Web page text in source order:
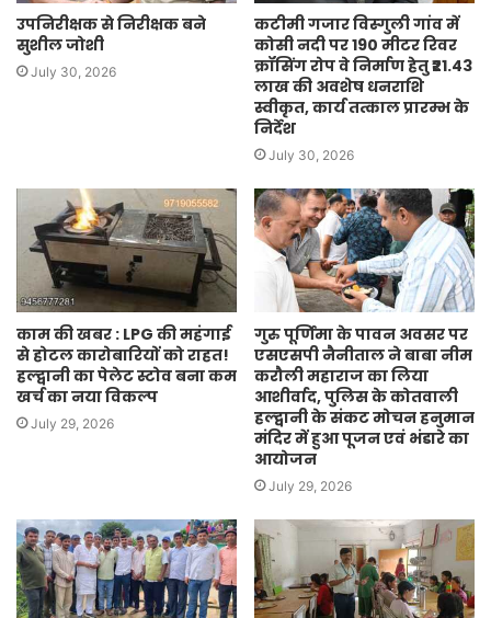
उपनिरीक्षक से निरीक्षक बने
सुशील जोशी
July 30, 2026
कटीमी गजार विस्गुली गांव में
कोसी नदी पर 190 मीटर रिवर
क्रॉसिंग रोप वे निर्माण हेतु ₹21.43
लाख की अवशेष धनराशि
स्वीकृत, कार्य तत्काल प्रारम्भ के
निर्देश
July 30, 2026
काम की खबर : LPG की महंगाई
से होटल कारोबारियों को राहत!
हल्द्वानी का पेलेट स्टोव बना कम
खर्च का नया विकल्प
July 29, 2026
गुरु पूर्णिमा के पावन अवसर पर
एसएसपी नैनीताल ने बाबा नीम
करौली महाराज का लिया
आशीर्वाद, पुलिस के कोतवाली
हल्द्वानी के संकट मोचन हनुमान
मंदिर में हुआ पूजन एवं भंडारे का
आयोजन
July 29, 2026